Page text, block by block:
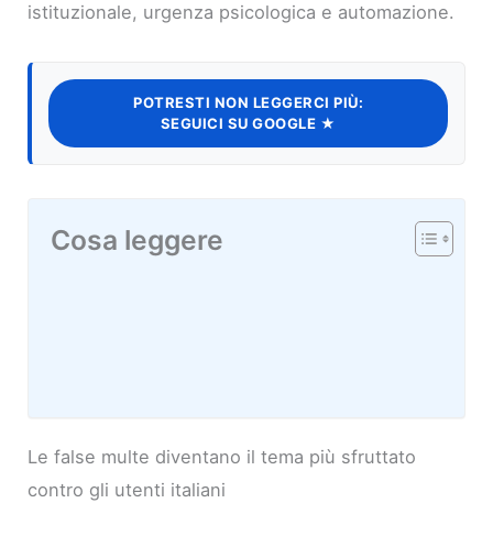
istituzionale, urgenza psicologica e automazione.
POTRESTI NON LEGGERCI PIÙ:
SEGUICI SU GOOGLE ★
Cosa leggere
Le false multe diventano il tema più sfruttato
contro gli utenti italiani